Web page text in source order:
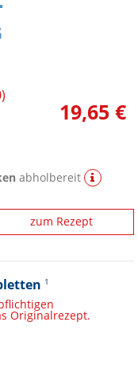
19,65 €
abholbereit
zum Rezept
1
Originalrezept.